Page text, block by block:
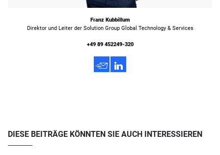
Franz Kubbillum
Direktor und Leiter der Solution Group Global Technology & Services
+49 89 452249-320
h 3
DIESE BEITRÄGE KÖNNTEN SIE AUCH INTERESSIEREN